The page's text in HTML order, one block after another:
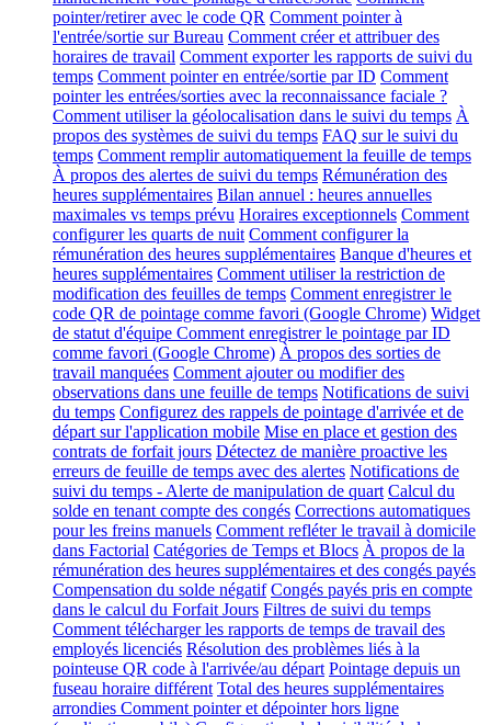
pointer/retirer avec le code QR Comment pointer à
l'entrée/sortie sur Bureau Comment créer et attribuer des
horaires de travail Comment exporter les rapports de suivi du
temps Comment pointer en entrée/sortie par ID Comment
pointer les entrées/sorties avec la reconnaissance faciale ?
Comment utiliser la géolocalisation dans le suivi du temps À
propos des systèmes de suivi du temps FAQ sur le suivi du
temps Comment remplir automatiquement la feuille de temps
À propos des alertes de suivi du temps Rémunération des
heures supplémentaires Bilan annuel : heures annuelles
maximales vs temps prévu Horaires exceptionnels Comment
configurer les quarts de nuit Comment configurer la
rémunération des heures supplémentaires Banque d'heures et
heures supplémentaires Comment utiliser la restriction de
modification des feuilles de temps Comment enregistrer le
code QR de pointage comme favori (Google Chrome) Widget
de statut d'équipe Comment enregistrer le pointage par ID
comme favori (Google Chrome) À propos des sorties de
travail manquées Comment ajouter ou modifier des
observations dans une feuille de temps Notifications de suivi
du temps Configurez des rappels de pointage d'arrivée et de
départ sur l'application mobile Mise en place et gestion des
contrats de forfait jours Détectez de manière proactive les
erreurs de feuille de temps avec des alertes Notifications de
suivi du temps - Alerte de manipulation de quart Calcul du
solde en tenant compte des congés Corrections automatiques
pour les freins manuels Comment refléter le travail à domicile
dans Factorial Catégories de Temps et Blocs À propos de la
rémunération des heures supplémentaires et des congés payés
Compensation du solde négatif Congés payés pris en compte
dans le calcul du Forfait Jours Filtres de suivi du temps
Comment télécharger les rapports de temps de travail des
employés licenciés Résolution des problèmes liés à la
pointeuse QR code à l'arrivée/au départ Pointage depuis un
fuseau horaire différent Total des heures supplémentaires
arrondies Comment pointer et dépointer hors ligne